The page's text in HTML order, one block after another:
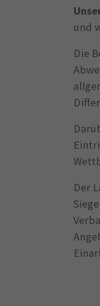
und
Die
Der